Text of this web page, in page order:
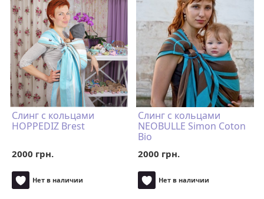
Слинг с кольцами
HOPPEDIZ Brest
2000 грн.
Нет в наличии
Слинг с кольцами
NEOBULLE Simon Coton
Bio
2000 грн.
Нет в наличии